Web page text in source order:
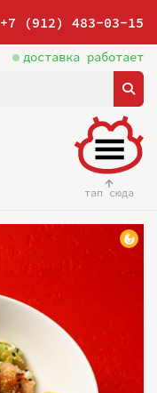
+7 (912) 483-03-15
доставка работает
тап сюда